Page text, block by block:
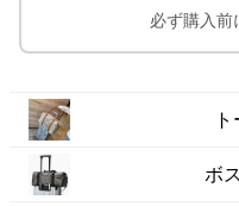
必ず購入前
ボ